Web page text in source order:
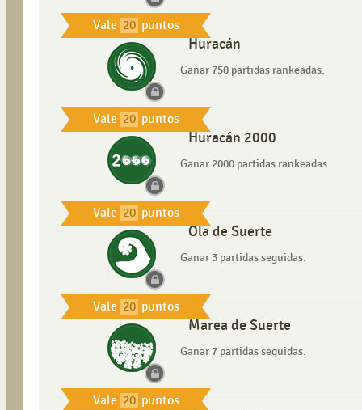
Vale 20 puntos
Vale 20 puntos
Huracán
Ganar 750 partidas rankeadas.
Vale 20 puntos
Huracán 2000
Ganar 2000 partidas rankeadas.
Vale 20 puntos
Ola de Suerte
Ganar 3 partidas seguidas.
Vale 20 puntos
Marea de Suerte
Ganar 7 partidas seguidas.